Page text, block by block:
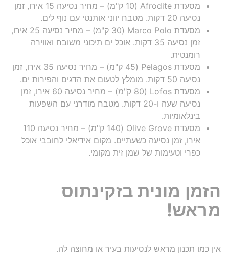
מסעדת Afrodite (10 ק"מ) – מחיר נסיעה 15 אירו, זמן
נסיעה 20 דקות. מטבח יווני אותנטי עם נוף לים.
מסעדת Marco Polo (30 ק"מ) – מחיר נסיעה 25 אירו,
זמן נסיעה 35 דקות. אוכל ים תיכוני משובח ואווירה
רומנטית.
מסעדת Pelagos (45 ק"מ) – מחיר נסיעה 35 אירו, זמן
נסיעה 50 דקות. מומלץ לטעום את הדגים והפירות ים.
מסעדת Lofos (80 ק"מ) – מחיר נסיעה 60 אירו, זמן
נסיעה שעה ו-20 דקות. מטבח מודרני עם השפעות
בינלאומיות.
מסעדת Olive Grove (140 ק"מ) – מחיר נסיעה 110
אירו, זמן נסיעה כשעתיים. מקום אידיאלי לחובבי אוכל
כפרי וטעימות של שמן זית מקומי.
הזמן מונית בזקינתוס
מראש!
אין כמו תכנון מראש לנסיעות בעיר או מחוצה לה.